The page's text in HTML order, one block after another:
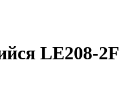
LE208-2F